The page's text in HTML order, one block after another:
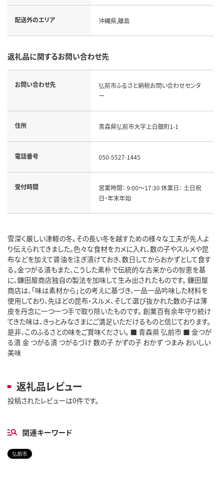
配送外のエリア 沖縄県,離島
返礼品に関するお問い合わせ先
お問い合わせ先
弘前市ふるさと納税お問い合わせセンタ
ー
住所 青森県弘前市大字上白銀町1-1
電話番号 050-5527-1445
受付時間
営業時間： 9:00～17:30 休業日： 土日祝
日・年末年始
雪深く厳しい津軽の冬。その長い冬を越すための様々な工夫が先人よ
り伝えられてきました。色々な食材をカメに入れ、数の子やスルメや昆
布などを加えて醤油を注ぎ漬けておき、数日してからおかずとして食す
る。金つがる漬もまた、こうした素朴で伝統的な古来からの智恵を基
に、鎌田屋商店独自の製法を加味して生み出されたものです。 鎌田屋
商店は、「味は素材から」との考えに基づき、一品一品吟味した材料を
使用しており、先ほどの昆布・スルメ、そして選び抜かれた数の子は薄
皮を丹念に一つ一つ手で取り除いたものです。 創業百有余年守り続け
てきた味は、きっとみなさまにご満足いただけるものと信じております。
是非、このふるさとの味をご賞味ください。 ■ 青森県 弘前市 ■ 金つが
る漬 金 つがる漬 つがるづけ 数の子 かずの子 おかず つまみ おいしい
美味
返礼品レビュー
投稿されたレビューは0件です。
関連キーワード
弘前市